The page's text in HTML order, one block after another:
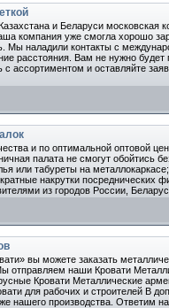
и Беларуси московская
компания уже смогла хорошо
Мы наладили контакты с
расстояния. Вам не нужно
с ассортиментом и оставляйте
и по оптимальной оптовой
палата не смогут обойтись
или табуреты на
накрутки
из городов России,
вы можете заказать
отправляем наши Кровати
Кровати Металлические
для рабочих и строителей В
нашего производства. Ответим